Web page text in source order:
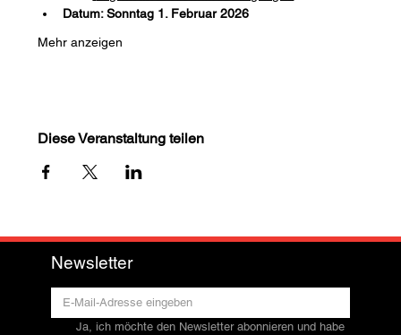
Datum: Sonntag 1. Februar 2026
Mehr anzeigen
Diese Veranstaltung teilen
Newsletter
Ja, ich möchte den Newsletter abonnieren und habe